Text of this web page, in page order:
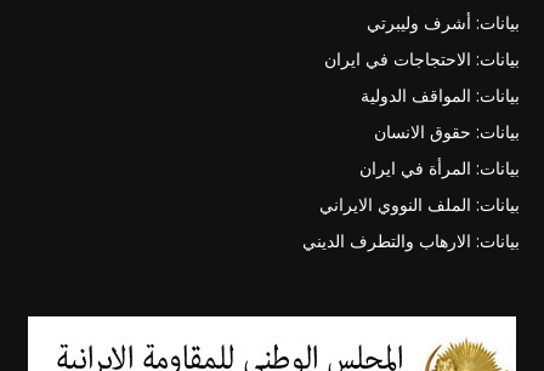
بيانات: أشرف وليبرتي
بيانات: الاحتجاجات في ايران
بيانات: المواقف الدولية
بيانات: حقوق الانسان
بيانات: المرأة في ايران
بيانات: الملف النووي الايراني
بيانات: الارهاب والتطرف الديني